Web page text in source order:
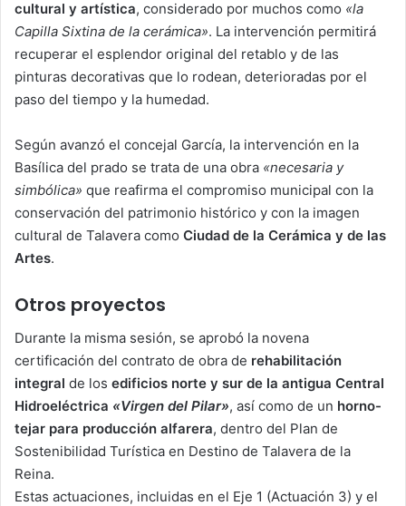
cultural y artística, considerado por muchos como «la
Capilla Sixtina de la cerámica». La intervención permitirá
recuperar el esplendor original del retablo y de las
pinturas decorativas que lo rodean, deterioradas por el
paso del tiempo y la humedad.
Según avanzó el concejal García, la intervención en la
Basílica del prado se trata de una obra «necesaria y
simbólica» que reafirma el compromiso municipal con la
conservación del patrimonio histórico y con la imagen
cultural de Talavera como Ciudad de la Cerámica y de las
Artes.
Otros proyectos
Durante la misma sesión, se aprobó la novena
certificación del contrato de obra de rehabilitación
integral de los edificios norte y sur de la antigua Central
Hidroeléctrica «Virgen del Pilar», así como de un horno-
tejar para producción alfarera, dentro del Plan de
Sostenibilidad Turística en Destino de Talavera de la
Reina.
Estas actuaciones, incluidas en el Eje 1 (Actuación 3) y el